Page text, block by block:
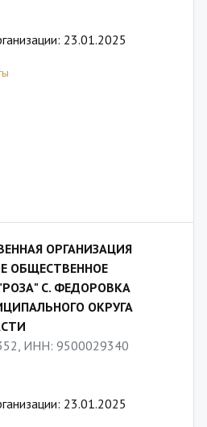
23.01.2025
ОРГАНИЗАЦИЯ
ОБЩЕСТВЕННОЕ
С. ФЕДОРОВКА
ОКРУГА
ИНН: 9500029340
23.01.2025